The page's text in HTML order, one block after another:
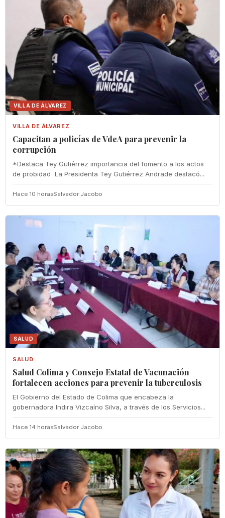
VILLA DE ÁLVAREZ
VILLA DE ÁLVAREZ
‎Capacitan a policías de VdeA ‎para prevenir la
corrupción
‎*Destaca Tey Gutiérrez importancia del fomento a los actos
de probidad ‎ La Presidenta Tey Gutiérrez Andrade destacó...
Hace 10 horasSalvador Jacobo
SALUD
SALUD
Salud Colima y Consejo Estatal de Vacunación
fortalecen acciones para prevenir la tuberculosis
El Gobierno del Estado de Colima que encabeza la
gobernadora Indira Vizcaíno Silva, a través de los Servicios...
Hace 14 horasSalvador Jacobo